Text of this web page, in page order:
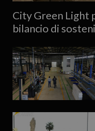
City Green Light
bilancio di